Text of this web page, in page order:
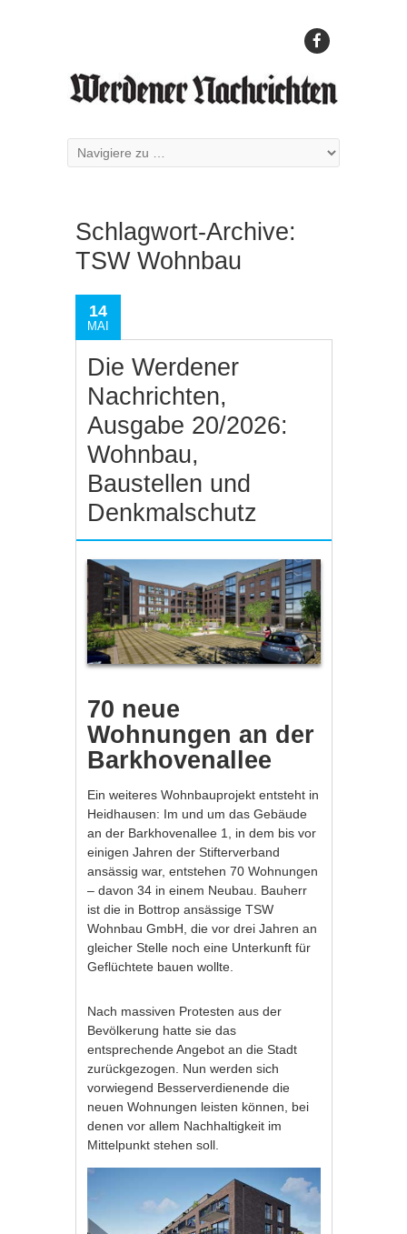
Schlagwort-Archive:
TSW Wohnbau
14
MAI
Die Werdener
Nachrichten,
Ausgabe 20/2026:
Wohnbau,
Baustellen und
Denkmalschutz
70 neue
Wohnungen an der
Barkhovenallee
Ein weiteres Wohnbauprojekt entsteht in
Heidhausen: Im und um das Gebäude
an der Barkhovenallee 1, in dem bis vor
einigen Jahren der Stifterverband
ansässig war, entstehen 70 Wohnungen
– davon 34 in einem Neubau. Bauherr
ist die in Bottrop ansässige TSW
Wohnbau GmbH, die vor drei Jahren an
gleicher Stelle noch eine Unterkunft für
Geflüchtete bauen wollte.
Nach massiven Protesten aus der
Bevölkerung hatte sie das
entsprechende Angebot an die Stadt
zurückgezogen. Nun werden sich
vorwiegend Besserverdienende die
neuen Wohnungen leisten können, bei
denen vor allem Nachhaltigkeit im
Mittelpunkt stehen soll.